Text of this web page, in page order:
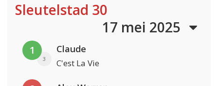
Sleutelstad 30
17 mei 2025
1
3
Claude
C'est La Vie